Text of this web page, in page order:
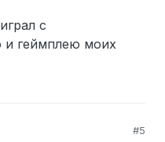
дискорде
с
и геймплею моих
#5